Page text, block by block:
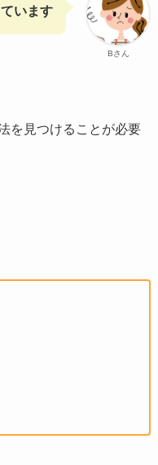
Bさん
います
を見つけることが必要